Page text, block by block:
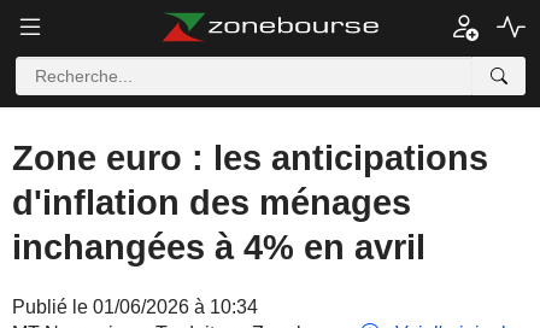
Zone euro : les anticipations
d'inflation des ménages
inchangées à 4% en avril
Publié le 01/06/2026 à 10:34